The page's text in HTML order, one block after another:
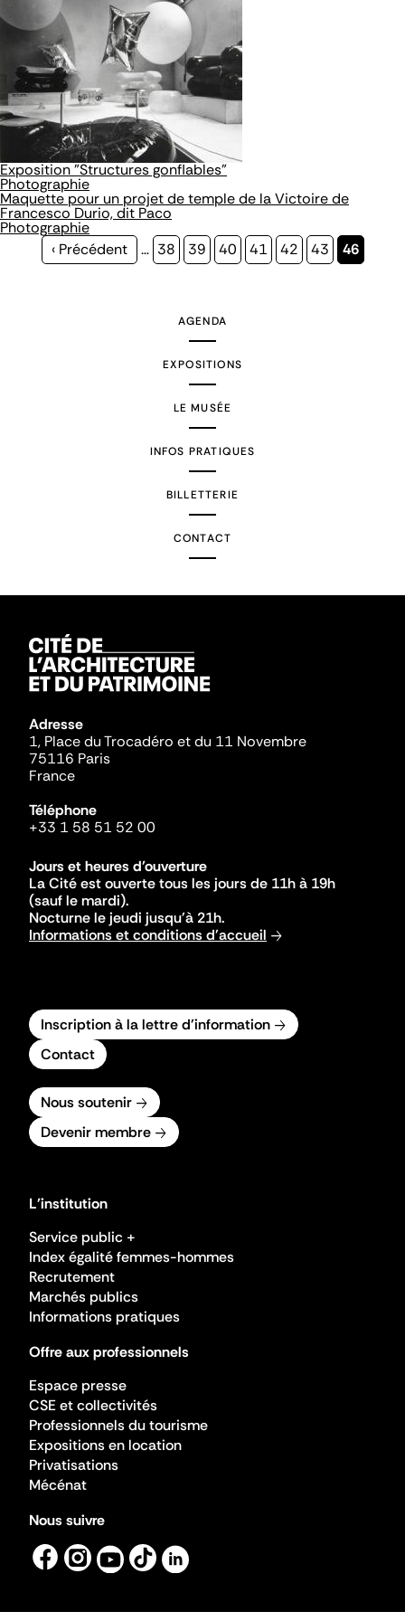
Exposition "Structures gonflables"
Photographie
Maquette pour un projet de temple de la Victoire de
Francesco Durio, dit Paco
Photographie
Page
‹ Précédent … Page
38 Page
39 Page
40 Page
41 Page
42 Page
43
Page
46
AGENDA
EXPOSITIONS
LE MUSÉE
INFOS PRATIQUES
BILLETTERIE
CONTACT
Adresse
1, Place du Trocadéro et du 11 Novembre
75116 Paris
France
Téléphone
+33 1 58 51 52 00
Jours et heures d'ouverture
La Cité est ouverte tous les jours de 11h à 19h
(sauf le mardi).
Nocturne le jeudi jusqu'à 21h.
Informations et conditions d'accueil
Inscription à la lettre d'information
Contact
Nous soutenir
Devenir membre
L'institution
Service public +
Index égalité femmes-hommes
Recrutement
Marchés publics
Informations pratiques
Offre aux professionnels
Espace presse
CSE et collectivités
Professionnels du tourisme
Expositions en location
Privatisations
Mécénat
Nous suivre